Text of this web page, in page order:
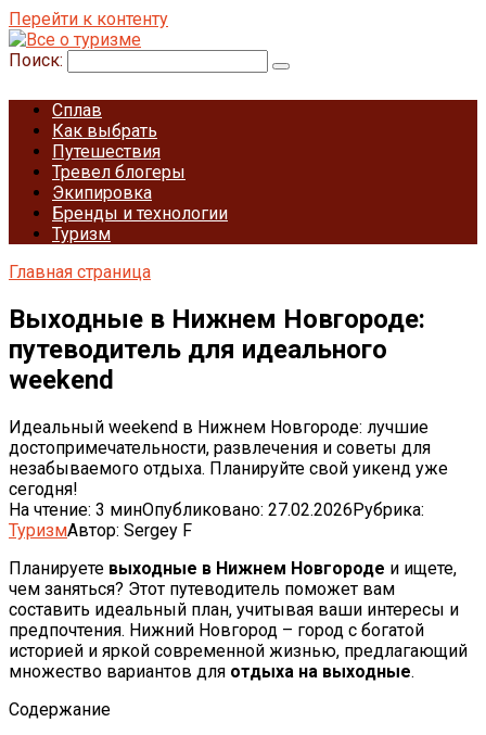
Перейти к контенту
Поиск:
Сплав
Как выбрать
Путешествия
Тревел блогеры
Экипировка
Бренды и технологии
Туризм
Главная страница
Выходные в Нижнем Новгороде:
путеводитель для идеального
weekend
Идеальный weekend в Нижнем Новгороде: лучшие
достопримечательности, развлечения и советы для
незабываемого отдыха. Планируйте свой уикенд уже
сегодня!
На чтение: 3 минОпубликовано: 27.02.2026Рубрика:
ТуризмАвтор: Sergey F
Планируете выходные в Нижнем Новгороде и ищете,
чем заняться? Этот путеводитель поможет вам
составить идеальный план, учитывая ваши интересы и
предпочтения. Нижний Новгород – город с богатой
историей и яркой современной жизнью, предлагающий
множество вариантов для отдыха на выходные.
Содержание